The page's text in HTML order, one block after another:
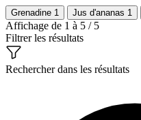
Grenadine 1 Jus d'ananas 1
Affichage de 1 à 5 / 5
Filtrer les résultats
Rechercher dans les résultats